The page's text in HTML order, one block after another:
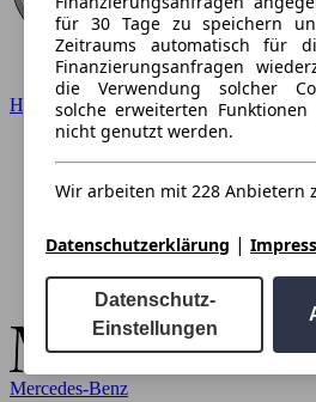
Hyundai
Mercedes-Benz
für 30 Tage zu speichern
Zeitraums automatisch für
Finanzierungsanfragen
die Verwendung solcher
solche erweiterten
nicht genutzt werden.
Wir arbeiten mit 228 Anbietern
Datenschutzerklärung |
Datenschutz-
Einstellungen